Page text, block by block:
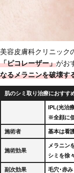
美容皮膚科クリニック
「ピコレーザー」がお
なるメラニンを破壊す
肌のシミ取り治療におすす
IPL(光治
※全顔に
施術者 基本は看
施術効果
メラニン
シミを徐
副次効果 毛穴･赤み